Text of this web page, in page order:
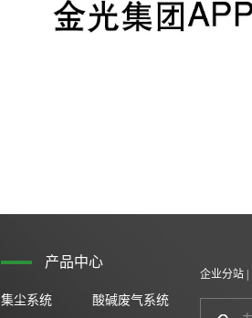
产品中心
集尘系统 酸碱废气系统
企业分站